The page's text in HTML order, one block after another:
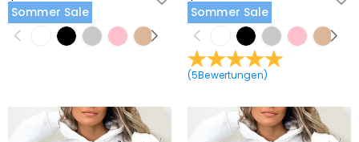
Sommer Sale
Sommer Sale
(5Bewertungen)